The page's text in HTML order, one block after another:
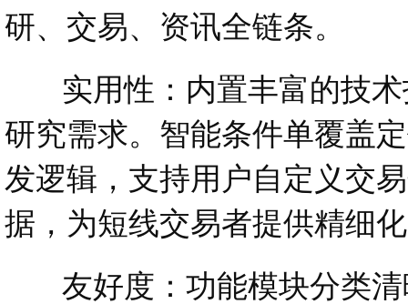
研、交易、资讯全链条。
实用性：内置丰富的技术
研究需求。智能条件单覆盖
发逻辑，支持用户自定义交
据，为短线交易者提供精细
友好度：功能模块分类清